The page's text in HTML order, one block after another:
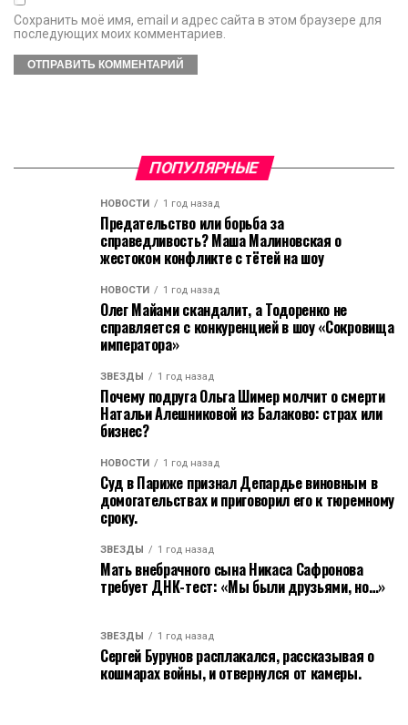
Сохранить моё имя, email и адрес сайта в этом браузере для
последующих моих комментариев.
ПОПУЛЯРНЫЕ
НОВОСТИ 1 год назад
Предательство или борьба за
справедливость? Маша Малиновская о
жестоком конфликте с тётей на шоу
НОВОСТИ 1 год назад
Олег Майами скандалит, а Тодоренко не
справляется с конкуренцией в шоу «Сокровища
императора»
ЗВЁЗДЫ 1 год назад
Почему подруга Ольга Шимер молчит о смерти
Натальи Алешниковой из Балаково: страх или
бизнес?
НОВОСТИ 1 год назад
Суд в Париже признал Депардье виновным в
домогательствах и приговорил его к тюремному
сроку.
ЗВЁЗДЫ 1 год назад
Мать внебрачного сына Никаса Сафронова
требует ДНК-тест: «Мы были друзьями, но…»
ЗВЁЗДЫ 1 год назад
Сергей Бурунов расплакался, рассказывая о
кошмарах войны, и отвернулся от камеры.